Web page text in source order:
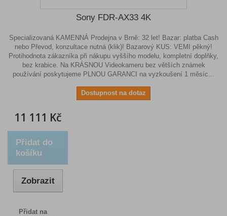
Sony FDR-AX33 4K
Specializovaná KAMENNÁ Prodejna v Brně: 32 let! Bazar: platba Cash
nebo Převod, konzultace nutná (klik)! Bazarový KUS: VEMI pěkný!
Protihodnota zákazníka při nákupu vyššího modelu, kompletní doplňky,
bez krabice. Na KRÁSNOU Videokameru bez větších známek
používání poskytujeme PLNOU GARANCI na vyzkoušení 1 měsíc...
Dostupnost na dotaz
11 111 Kč
Přidat do
košíku
Zobrazit
Přidat na